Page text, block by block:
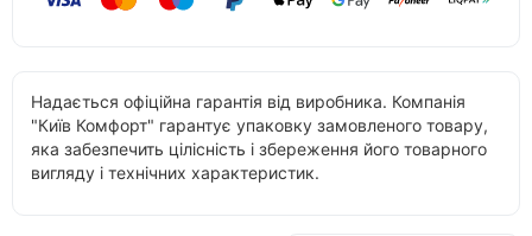
Надається офіційна гарантія від виробника. Компанія
"Київ Комфорт" гарантує упаковку замовленого товару,
яка забезпечить цілісність і збереження його товарного
вигляду і технічних характеристик.